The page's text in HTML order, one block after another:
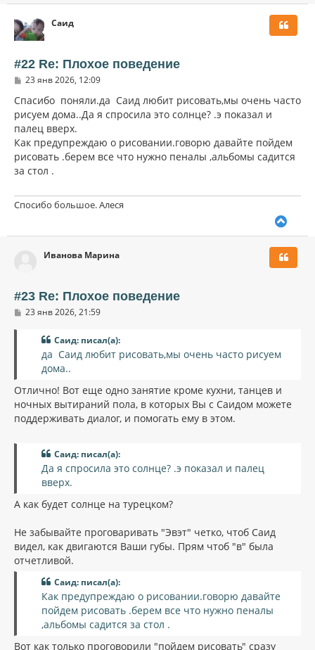
у
н
а
л
Саид
#22 Re: Плохое поведение
С
о
щ
е
н
и
е
23 янв 2026, 12:09
Спасибо поняли.да Саид любит рисовать,мы очень часто
рисуем дома..Да я спросила это солнце? .э показал и
палец вверх.
Как предупреждаю о рисовании.говорю давайте пойдем
рисовать .берем все что нужно пеналы ,альбомы садится
за стол .
Спосибо большое. Алеся
у
Иванова Марина
#23 Re: Плохое поведение
С
е
23 янв 2026, 21:59
Саид: писал(а):
да Саид любит рисовать,мы очень часто рисуем
дома..
Отлично! Вот еще одно занятие кроме кухни, танцев и
ночных вытираний пола, в которых Вы с Саидом можете
поддерживать диалог, и помогать ему в этом.
Саид: писал(а):
Да я спросила это солнце? .э показал и палец
вверх.
А как будет солнце на турецком?
Не забывайте проговаривать "Эвэт" четко, чтоб Саид
видел, как двигаются Ваши губы. Прям чтоб "в" была
отчетливой.
Саид: писал(а):
Как предупреждаю о рисовании.говорю давайте
пойдем рисовать .берем все что нужно пеналы
,альбомы садится за стол .
Вот как только проговорили "пойдем рисовать" сразу